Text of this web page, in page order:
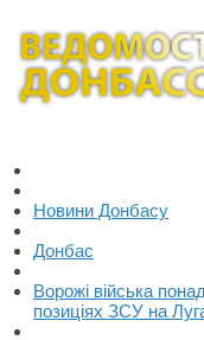
Новини Донбасу
Донбас
Ворожі війська
позиціях ЗСУ на